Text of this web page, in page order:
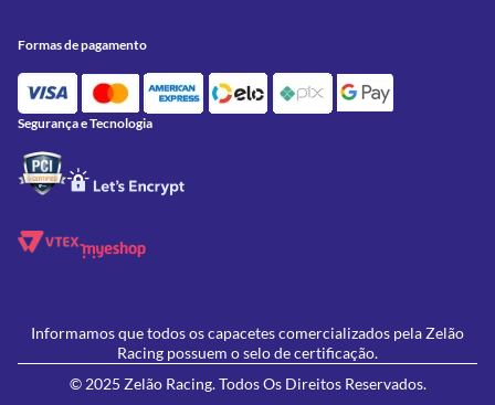
Utilidades
Feminino
Lançamentos
Política de Privacidade
Política de Campanhas e promoções
Contato
Oficina/Serviços
Formas de pagamento
Segurança e Tecnologia
Informamos que todos os capacetes comercializados pela Zelão
Racing possuem o selo de certificação.
© 2025 Zelão Racing. Todos Os Direitos Reservados.